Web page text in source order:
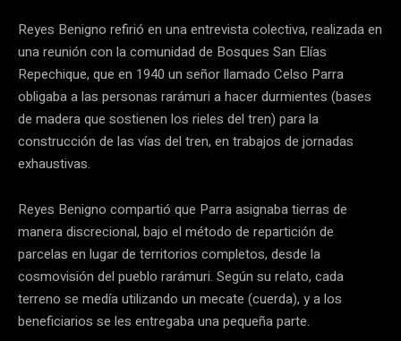
Reyes Benigno refirió en una entrevista colectiva, realizada en
una reunión con la comunidad de Bosques San Elías
Repechique, que en 1940 un señor llamado Celso Parra
obligaba a las personas rarámuri a hacer durmientes (bases
de madera que sostienen los rieles del tren) para la
construcción de las vías del tren, en trabajos de jornadas
exhaustivas.
Reyes Benigno compartió que Parra asignaba tierras de
manera discrecional, bajo el método de repartición de
parcelas en lugar de territorios completos, desde la
cosmovisión del pueblo rarámuri. Según su relato, cada
terreno se medía utilizando un mecate (cuerda), y a los
beneficiarios se les entregaba una pequeña parte.